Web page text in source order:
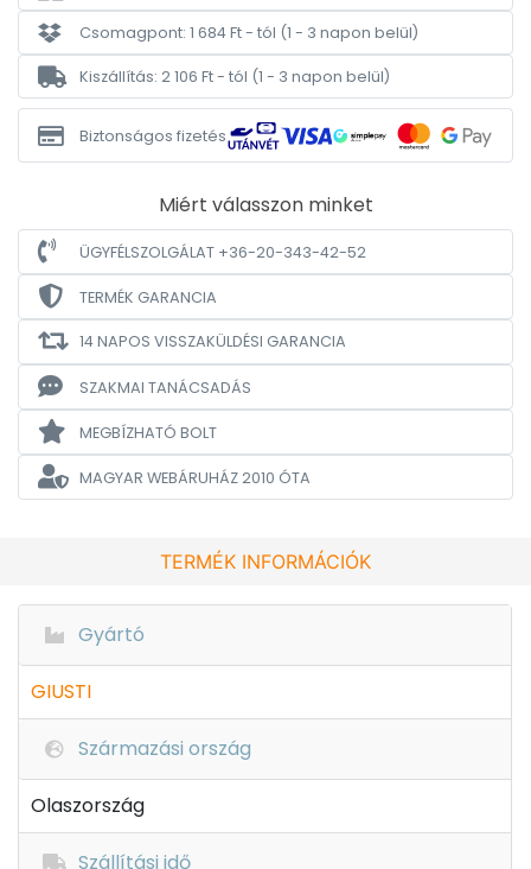
Csomagpont: 1 684 Ft - tól (1 - 3 napon belül)
Kiszállítás: 2 106 Ft - tól (1 - 3 napon belül)
Biztonságos fizetés
Miért válasszon minket
ÜGYFÉLSZOLGÁLAT +36-20-343-42-52
TERMÉK GARANCIA
14 NAPOS VISSZAKÜLDÉSI GARANCIA
SZAKMAI TANÁCSADÁS
MEGBÍZHATÓ BOLT
MAGYAR WEBÁRUHÁZ2010 ÓTA
TERMÉK INFORMÁCIÓK
Gyártó
GIUSTI
Származási ország
Olaszország
Szállítási idő